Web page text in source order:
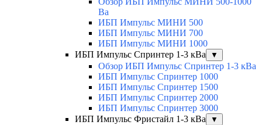
Ва
ИБП Импульс МИНИ 500
ИБП Импульс МИНИ 700
ИБП Импульс МИНИ 1000
ИБП Импульс Спринтер 1-3 кВа
▼
Обзор ИБП Импульс Спринтер 1-3 кВа
ИБП Импульс Спринтер 1000
ИБП Импульс Спринтер 1500
ИБП Импульс Спринтер 2000
ИБП Импульс Спринтер 3000
ИБП Импульс Фристайл 1-3 кВа
▼